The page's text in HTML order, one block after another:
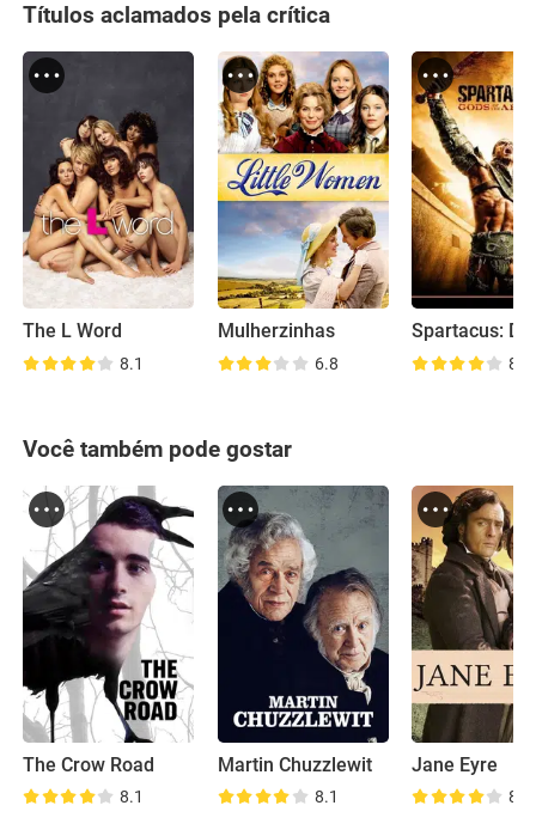
Títulos aclamados pela crítica
The L Word
8.1
Mulherzinhas
6.8 8.6
Você também pode gostar
The Crow Road
8.1
Martin Chuzzlewit
8.1
Jane Eyre
8.5